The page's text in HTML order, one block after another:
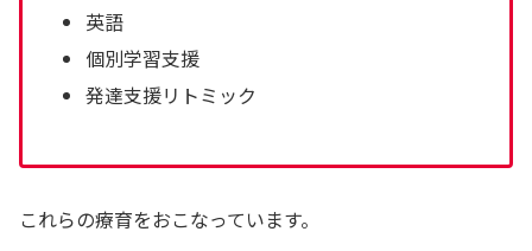
英語
個別学習支援
発達支援リトミック
これらの療育をおこなっています。